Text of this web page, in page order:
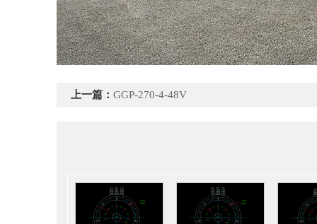
上一篇： GGP-270-4-48V